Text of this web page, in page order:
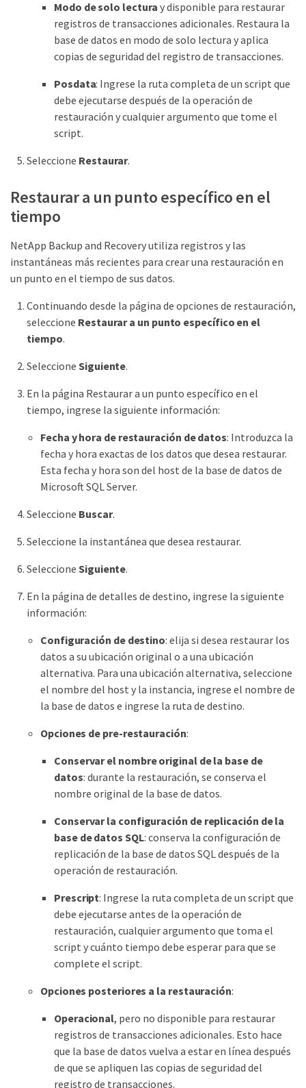
Modo de solo lectura y disponible para restaurar
registros de transacciones adicionales. Restaura la
base de datos en modo de solo lectura y aplica
copias de seguridad del registro de transacciones.
Posdata: Ingrese la ruta completa de un script que
debe ejecutarse después de la operación de
restauración y cualquier argumento que tome el
script.
Seleccione Restaurar.
Restaurar a un punto específico en el
tiempo
NetApp Backup and Recovery utiliza registros y las
instantáneas más recientes para crear una restauración en
un punto en el tiempo de sus datos.
Continuando desde la página de opciones de restauración,
seleccione Restaurar a un punto específico en el
tiempo.
Seleccione Siguiente.
En la página Restaurar a un punto específico en el
tiempo, ingrese la siguiente información:
Fecha y hora de restauración de datos: Introduzca la
fecha y hora exactas de los datos que desea restaurar.
Esta fecha y hora son del host de la base de datos de
Microsoft SQL Server.
Seleccione Buscar.
Seleccione la instantánea que desea restaurar.
Seleccione Siguiente.
En la página de detalles de destino, ingrese la siguiente
información:
Configuración de destino: elija si desea restaurar los
datos a su ubicación original o a una ubicación
alternativa. Para una ubicación alternativa, seleccione
el nombre del host y la instancia, ingrese el nombre de
la base de datos e ingrese la ruta de destino.
Opciones de pre-restauración:
Conservar el nombre original de la base de
datos: durante la restauración, se conserva el
nombre original de la base de datos.
Conservar la configuración de replicación de la
base de datos SQL: conserva la configuración de
replicación de la base de datos SQL después de la
operación de restauración.
Prescript: Ingrese la ruta completa de un script que
debe ejecutarse antes de la operación de
restauración, cualquier argumento que toma el
script y cuánto tiempo debe esperar para que se
complete el script.
Opciones posteriores a la restauración:
Operacional, pero no disponible para restaurar
registros de transacciones adicionales. Esto hace
que la base de datos vuelva a estar en línea después
de que se apliquen las copias de seguridad del
registro de transacciones.